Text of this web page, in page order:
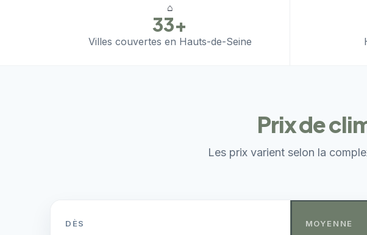
⌂
33+
Villes couvertes en Hauts-de-Seine
Prix de
Les prix varient selon la
DÈS MOYENNE